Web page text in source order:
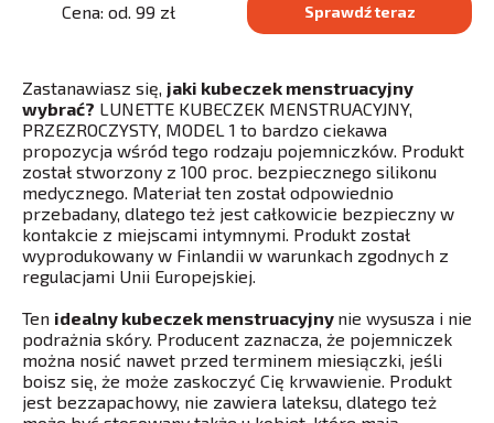
Cena: od. 99 zł Sprawdź teraz
Zastanawiasz się, jaki kubeczek menstruacyjny
wybrać? LUNETTE KUBECZEK MENSTRUACYJNY,
PRZEZROCZYSTY, MODEL 1 to bardzo ciekawa
propozycja wśród tego rodzaju pojemniczków. Produkt
został stworzony z 100 proc. bezpiecznego silikonu
medycznego. Materiał ten został odpowiednio
przebadany, dlatego też jest całkowicie bezpieczny w
kontakcie z miejscami intymnymi. Produkt został
wyprodukowany w Finlandii w warunkach zgodnych z
regulacjami Unii Europejskiej.
Ten idealny kubeczek menstruacyjny nie wysusza i nie
podrażnia skóry. Producent zaznacza, że pojemniczek
można nosić nawet przed terminem miesiączki, jeśli
boisz się, że może zaskoczyć Cię krwawienie. Produkt
jest bezzapachowy, nie zawiera lateksu, dlatego też